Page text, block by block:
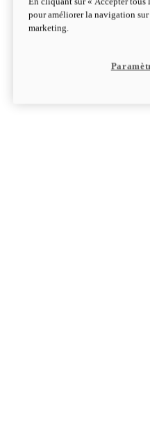
Hypermotard
Découvrez-le
pour améliorer la navigation
marketing.